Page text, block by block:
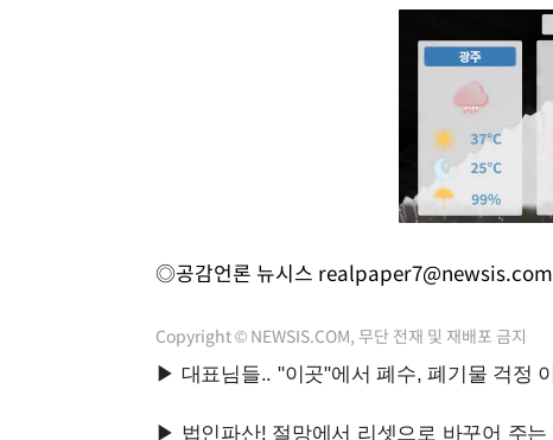
◎공감언론 뉴시스 realpaper7@newsis.com
Copyright © NEWSIS.COM, 무단 전재 및 재배포 금지